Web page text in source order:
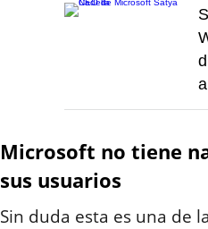
Microsoft no tiene
sus usuarios
Sin duda esta es una de